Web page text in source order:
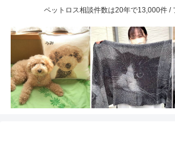
ペットロス相談件数は20年で13,000件 /